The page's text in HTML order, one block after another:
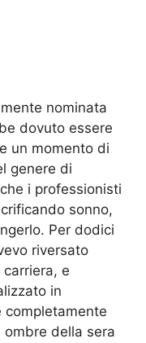
nominata
dovuto essere
un momento di
genere di
i professionisti
sonno,
Per dodici
riversato
e
in
completamente
ombre della sera